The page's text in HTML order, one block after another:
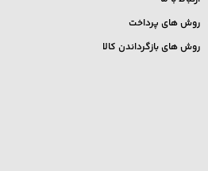
روش های پرداخت
روش های بازگرداندن کالا